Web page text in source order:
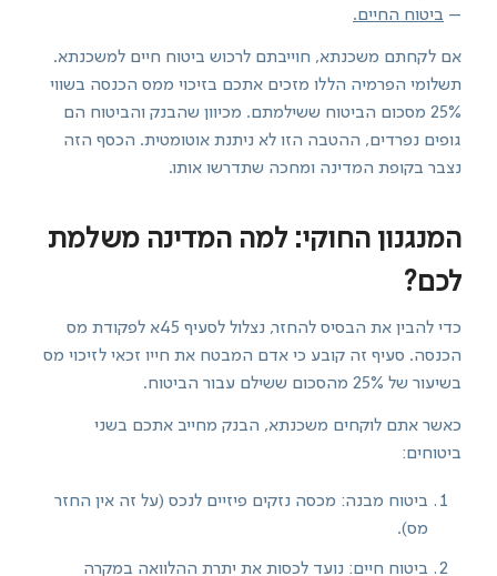
– ביטוח החיים.
אם לקחתם משכנתא, חוייבתם לרכוש ביטוח חיים למשכנתא.
תשלומי הפרמיה הללו מזכים אתכם בזיכוי ממס הכנסה בשווי
25% מסכום הביטוח ששילמתם. מכיוון שהבנק והביטוח הם
גופים נפרדים, ההטבה הזו לא ניתנת אוטומטית. הכסף הזה
נצבר בקופת המדינה ומחכה שתדרשו אותו.
המנגנון החוקי: למה המדינה משלמת
לכם?
כדי להבין את הבסיס להחזר, נצלול לסעיף 45א לפקודת מס
הכנסה. סעיף זה קובע כי אדם המבטח את חייו זכאי לזיכוי מס
בשיעור של 25% מהסכום ששילם עבור הביטוח.
כאשר אתם לוקחים משכנתא, הבנק מחייב אתכם בשני
ביטוחים:
ביטוח מבנה: מכסה נזקים פיזיים לנכס (על זה אין החזר
מס).
ביטוח חיים: נועד לכסות את יתרת ההלוואה במקרה